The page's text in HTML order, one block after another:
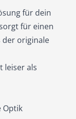
für dein
für einen
der originale
leiser als
Optik